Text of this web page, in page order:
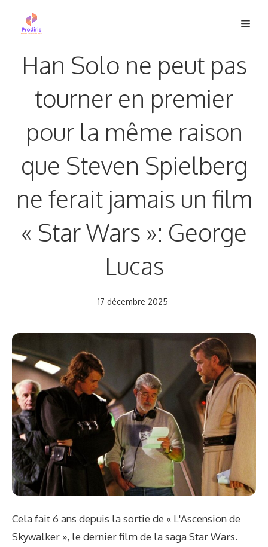
Han Solo ne peut pas
tourner en premier
pour la même raison
que Steven Spielberg
ne ferait jamais un film
« Star Wars »: George
Lucas
17 décembre 2025
Cela fait 6 ans depuis la sortie de « L'Ascension de
Skywalker », le dernier film de la saga Star Wars.